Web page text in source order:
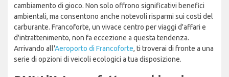
cambiamento di gioco. Non solo offrono significativi benefici
ambientali, ma consentono anche notevoli risparmi sui costi del
carburante. Francoforte, un vivace centro per viaggi d'affari e
d'intrattenimento, non fa eccezione a questa tendenza.
Arrivando all'Aeroporto di Francoforte, ti troverai di fronte a una
serie di opzioni di veicoli ecologici a tua disposizione.